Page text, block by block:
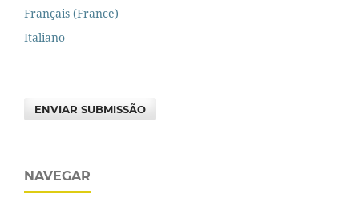
Français (France)
Italiano
ENVIAR SUBMISSÃO
NAVEGAR